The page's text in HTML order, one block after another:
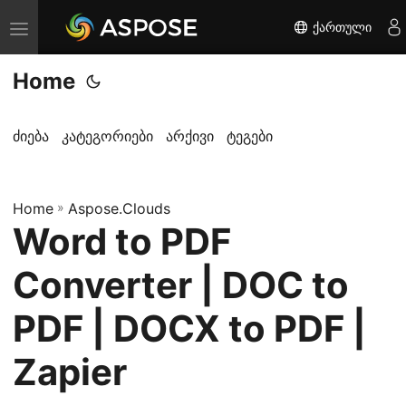
T
o
g
l
a
v
i
g
t
i
o
ქართული
Home
ძიება კატეგორიები არქივი ტეგები
Home » Aspose.Clouds
Word to PDF
Converter | DOC to
PDF | DOCX to PDF |
Zapier